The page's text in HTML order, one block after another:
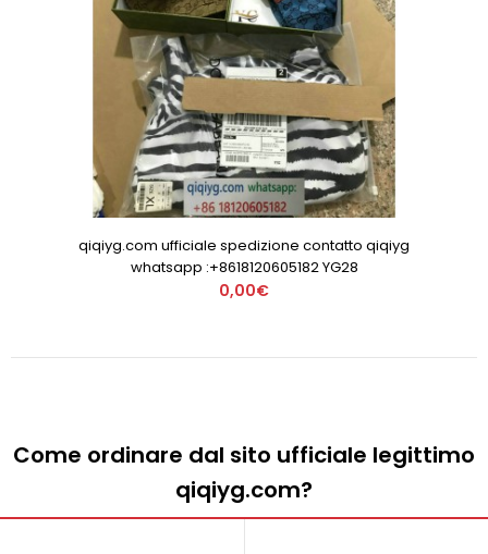
qiqiyg.com ufficiale spedizione contatto qiqiyg
whatsapp :+8618120605182 YG28
0,00€
Come ordinare dal sito ufficiale legittimo
qiqiyg.com?